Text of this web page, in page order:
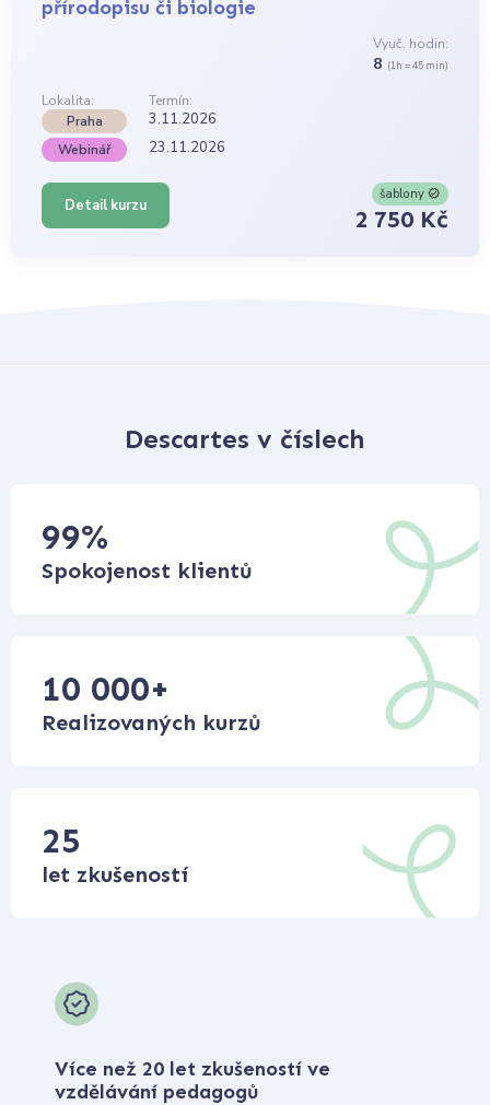
přírodopisu či biologie
Vyuč. hodin:
8 (1h = 45 min)
Lokalita:
Termín:
Praha
3.11.2026
Webinář 23.11.2026
Detail kurzu
šablony
2 750 Kč
Descartes v číslech
99%
Spokojenost klientů
10 000+
Realizovaných kurzů
25
let zkušeností
Více než 20 let zkušeností ve
vzdělávání pedagogů